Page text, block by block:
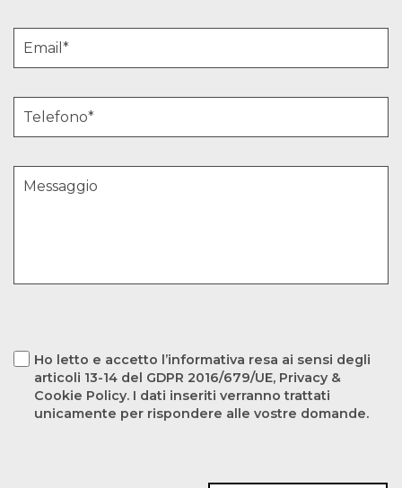
Ho letto e accetto l’informativa resa ai sensi degli
articoli 13-14 del GDPR 2016/679/UE, Privacy &
Cookie Policy. I dati inseriti verranno trattati
unicamente per rispondere alle vostre domande.